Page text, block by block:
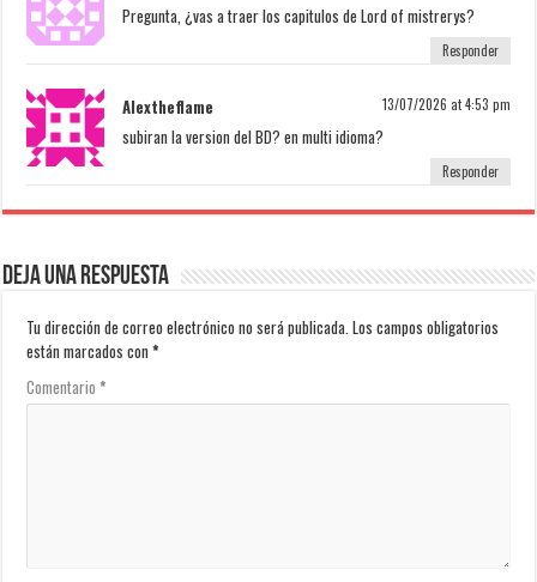
Pregunta, ¿vas a traer los capitulos de Lord of mistrerys?
Responder
Alextheflame 13/07/2026 at 4:53 pm
subiran la version del BD? en multi idioma?
Responder
Deja una respuesta
Tu dirección de correo electrónico no será publicada. Los campos obligatorios
están marcados con*
Comentario*